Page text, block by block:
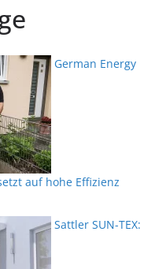
German Energy
auf hohe Effizienz
Sattler SUN-TEX: